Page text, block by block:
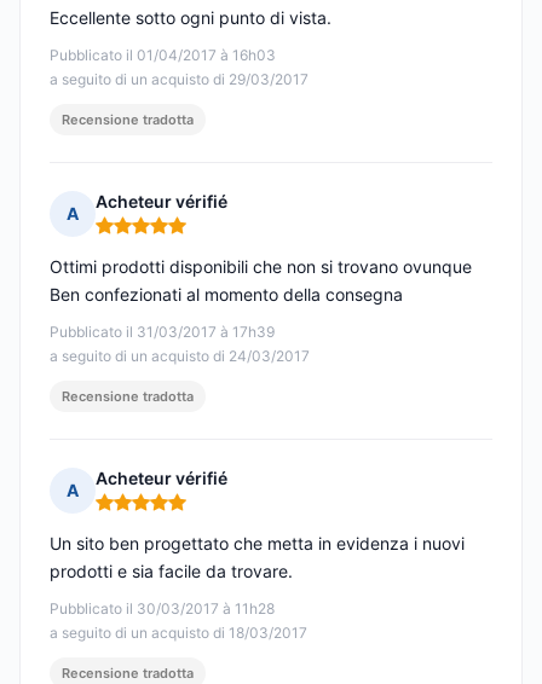
Pubblicato il 01/04/2017 à 16h03
a seguito di un acquisto di 29/03/2017
Eccellente sotto ogni punto di vista.
Recensione tradotta
A
Acheteur vérifié
Nota: 5 su 5
Pubblicato il 31/03/2017 à 17h39
a seguito di un acquisto di 24/03/2017
Ottimi prodotti disponibili che non si trovano ovunque
Ben confezionati al momento della consegna
Recensione tradotta
A
Acheteur vérifié
Nota: 5 su 5
Pubblicato il 30/03/2017 à 11h28
a seguito di un acquisto di 18/03/2017
Un sito ben progettato che metta in evidenza i nuovi
prodotti e sia facile da trovare.
Recensione tradotta